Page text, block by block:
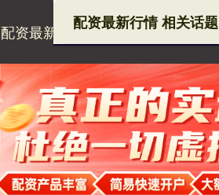
配资最新行情 安全杠杆炒股
配资最新行情 相关话题